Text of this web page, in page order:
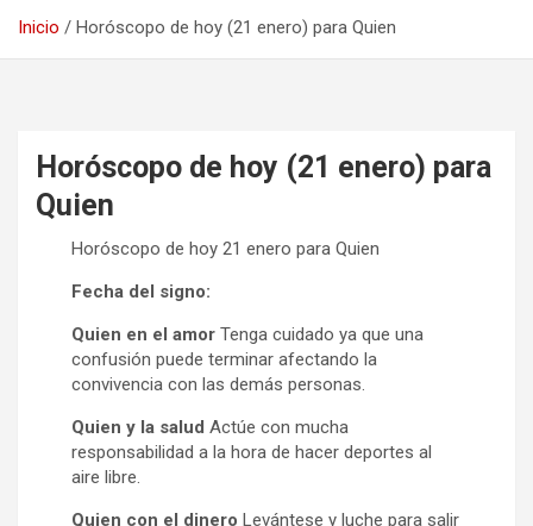
Inicio Horóscopo de hoy (21 enero) para Quien
Horóscopo de hoy (21 enero) para
Quien
Horóscopo de hoy 21 enero para Quien
Fecha del signo:
Quien en el amor Tenga cuidado ya que una
confusión puede terminar afectando la
convivencia con las demás personas.
Quien y la salud Actúe con mucha
responsabilidad a la hora de hacer deportes al
aire libre.
Quien con el dinero Levántese y luche para salir